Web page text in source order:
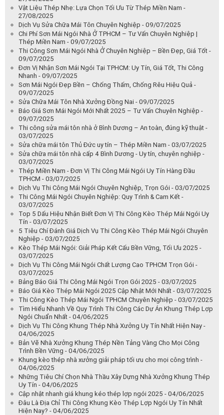
Vật Liệu Thép Nhẹ: Lựa Chọn Tối Ưu Từ Thép Miền Nam -
27/08/2025
Dịch Vụ Sửa Chữa Mái Tôn Chuyên Nghiệp - 09/07/2025
Chi Phí Sơn Mái Ngói Nhà Ở TPHCM – Tư Vấn Chuyên Nghiệp |
Thép Miền Nam - 09/07/2025
Thi Công Sơn Mái Ngói Nhà Ở Chuyên Nghiệp – Bền Đẹp, Giá Tốt -
09/07/2025
Đơn Vị Nhận Sơn Mái Ngói Tại TPHCM: Uy Tín, Giá Tốt, Thi Công
Nhanh - 09/07/2025
Sơn Mái Ngói Đẹp Bền – Chống Thấm, Chống Rêu Hiệu Quả -
09/07/2025
Sửa Chữa Mái Tôn Nhà Xưởng Đồng Nai - 09/07/2025
Báo Giá Sơn Mái Ngói Mới Nhất 2025 – Tư Vấn Chuyên Nghiệp -
09/07/2025
Thi công sửa mái tôn nhà ở Bình Dương – An toàn, đúng kỹ thuật -
03/07/2025
Sửa chữa mái tôn Thủ Đức uy tín – Thép Miền Nam - 03/07/2025
Sửa chữa mái tôn nhà cấp 4 Bình Dương - Uy tín, chuyên nghiệp -
03/07/2025
Thép Miền Nam - Đơn Vị Thi Công Mái Ngói Uy Tín Hàng Đầu
TPHCM - 03/07/2025
Dịch Vụ Thi Công Mái Ngói Chuyên Nghiệp, Trọn Gói - 03/07/2025
Thi Công Mái Ngói Chuyên Nghiệp: Quy Trình & Cam Kết -
03/07/2025
Top 5 Dấu Hiệu Nhận Biết Đơn Vị Thi Công Kèo Thép Mái Ngói Uy
Tín - 03/07/2025
5 Tiêu Chí Đánh Giá Dịch Vụ Thi Công Kèo Thép Mái Ngói Chuyên
Nghiệp - 03/07/2025
Kèo Thép Mái Ngói: Giải Pháp Kết Cấu Bền Vững, Tối Ưu 2025 -
03/07/2025
Dịch Vụ Thi Công Mái Ngói Chất Lượng Cao TPHCM Trọn Gói -
03/07/2025
Bảng Báo Giá Thi Công Mái Ngói Trọn Gói 2025 - 03/07/2025
Báo Giá Kèo Thép Mái Ngói 2025 Cập Nhật Mới Nhất - 03/07/2025
Thi Công Kèo Thép Mái Ngói TPHCM Chuyên Nghiệp - 03/07/2025
Tìm Hiểu Nhanh Về Quy Trình Thi Công Các Dự Án Khung Thép Lợp
Ngói Chuẩn Nhất - 04/06/2025
Dịch Vụ Thi Công Khung Thép Nhà Xưởng Uy Tín Nhất Hiện Nay -
04/06/2025
Bản Vẽ Nhà Xưởng Khung Thép Nền Tảng Vàng Cho Mọi Công
Trình Bền Vững - 04/06/2025
Khung kèo thép nhà xưởng giải pháp tối ưu cho mọi công trình -
04/06/2025
Những Tiêu Chí Chọn Nhà Thầu Xây Dựng Nhà Xưởng Khung Thép
Uy Tín - 04/06/2025
Cập nhật nhanh giá khung kéo thép lợp ngói 2025 - 04/06/2025
Đâu Là Địa Chỉ Thi Công Khung Kèo Thép Lợp Ngói Uy Tín Nhất
Hiện Nay? - 04/06/2025